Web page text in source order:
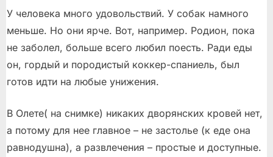
У человека много удовольствий. У собак намного
меньше. Но они ярче. Вот, например. Родион, пока
не заболел, больше всего любил поесть. Ради еды
он, гордый и породистый коккер-спаниель, был
готов идти на любые унижения.
В Олете( на снимке) никаких дворянских кровей нет,
а потому для нее главное – не застолье (к еде она
равнодушна), а развлечения – простые и доступные.